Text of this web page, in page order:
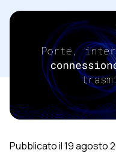
Pubblicato il 19 agosto